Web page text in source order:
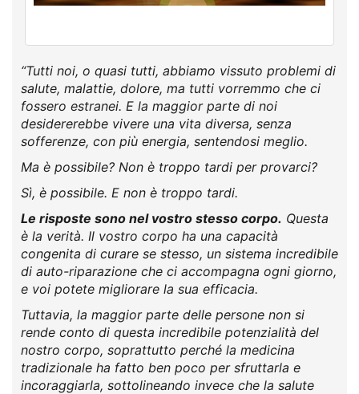
“Tutti noi, o quasi tutti, abbiamo vissuto problemi di
salute, malattie, dolore, ma tutti vorremmo che ci
fossero estranei. E la maggior parte di noi
desidererebbe vivere una vita diversa, senza
sofferenze, con più energia, sentendosi meglio.
Ma è possibile? Non è troppo tardi per provarci?
Sì, è possibile. E non è troppo tardi.
Le risposte sono nel vostro stesso corpo. Questa
è la verità. Il vostro corpo ha una capacità
congenita di curare se stesso, un sistema incredibile
di auto-riparazione che ci accompagna ogni giorno,
e voi potete migliorare la sua efficacia.
Tuttavia, la maggior parte delle persone non si
rende conto di questa incredibile potenzialità del
nostro corpo, soprattutto perché la medicina
tradizionale ha fatto ben poco per sfruttarla e
incoraggiarla, sottolineando invece che la salute